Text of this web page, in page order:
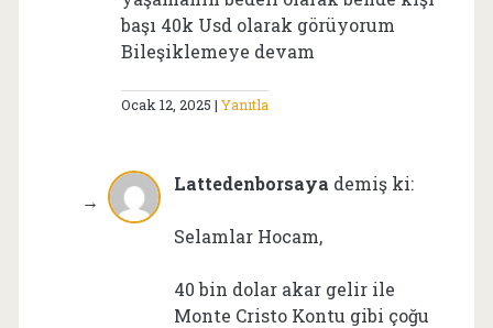
başı 40k Usd olarak görüyorum
Bileşiklemeye devam
Ocak 12, 2025 Yanıtla
Lattedenborsaya demiş ki:
Selamlar Hocam,
40 bin dolar akar gelir ile
Monte Cristo Kontu gibi çoğu